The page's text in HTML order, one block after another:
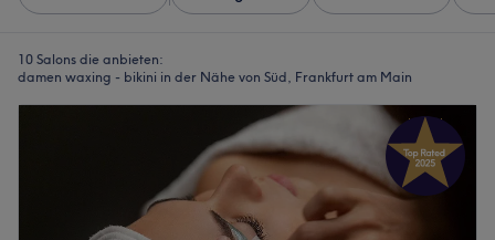
10 Salons die anbieten:
damen waxing - bikini in der Nähe von Süd, Frankfurt am Main